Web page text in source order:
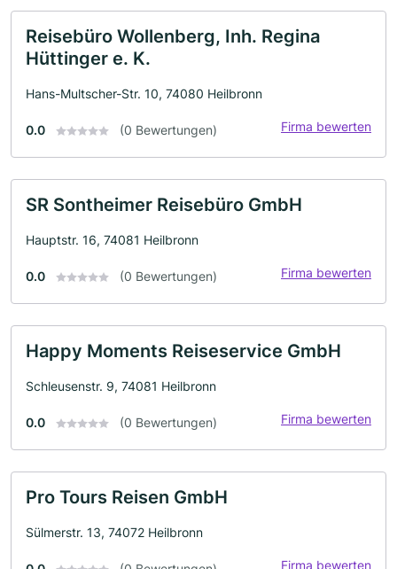
Reisebüro Wollenberg, Inh. Regina
Hüttinger e. K.
Hans-Multscher-Str. 10, 74080 Heilbronn
0.0 (0 Bewertungen) Firma bewerten
SR Sontheimer Reisebüro GmbH
Hauptstr. 16, 74081 Heilbronn
0.0 (0 Bewertungen) Firma bewerten
Happy Moments Reiseservice GmbH
Schleusenstr. 9, 74081 Heilbronn
0.0 (0 Bewertungen) Firma bewerten
Pro Tours Reisen GmbH
Sülmerstr. 13, 74072 Heilbronn
Firma bewerten